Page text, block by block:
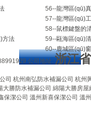
56--龍灣區(qū)
57--龍灣區(qū)
58--鼠標鍵盤的
方法 59--甌海區(qū)
60--鹿城區(qū)窗
公司地址: 浙江省
司 杭州南弘防水補漏公司 杭州
大勝防水補漏公司 綿陽大勝房屋
保潔公司 溫州新喜保潔公司 溫